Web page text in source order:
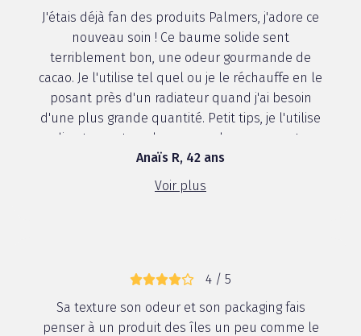
J'étais déjà fan des produits Palmers, j'adore ce
nouveau soin ! Ce baume solide sent
terriblement bon, une odeur gourmande de
cacao. Je l'utilise tel quel ou je le réchauffe en le
posant près d'un radiateur quand j'ai besoin
d'une plus grande quantité. Petit tips, je l'utilise
directement sur la peau en le conservant...
Anaïs R, 42 ans
Voir plus
4 / 5
Sa texture son odeur et son packaging fais
penser à un produit des îles un peu comme le